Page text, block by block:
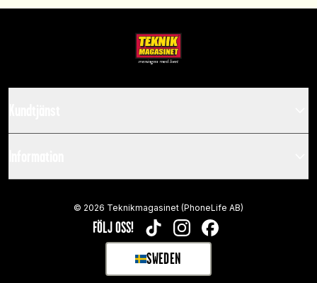
FÖLJ OSS! TIKTOKINSTAGRAMFACEBOOK
SWEDEN
SELECT MARKET
© 2026 Teknikmagasinet (PhoneLife AB)